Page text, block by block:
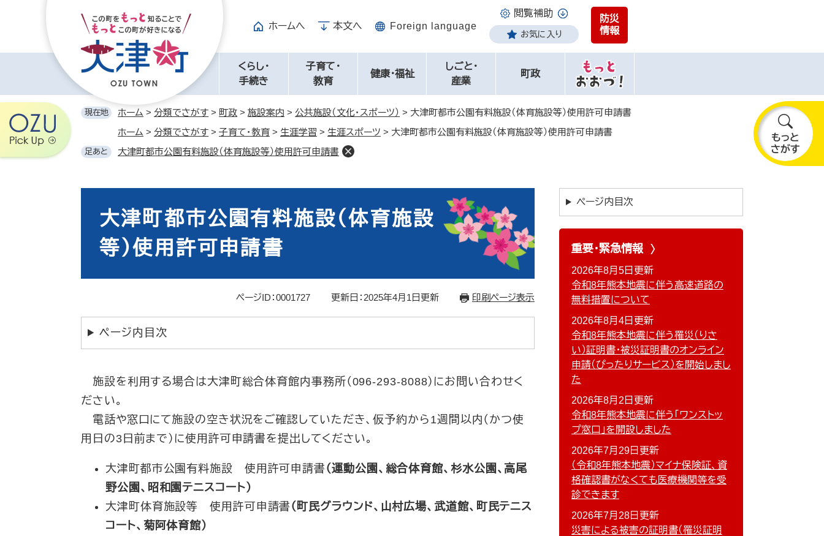
の
で
ー
ば
て
ホームへ 本文へ Foreign language
閲覧補助
お気に入り
防災
情報
くらし・
手続き
子育て・
教育
健康・福祉
しごと・
産業
町政
も
っ
現在地 ホーム > 分類でさがす > 町政 > 施設案内 > 公共施設（文化・スポーツ） > 大津町都市公園有料施設（体育施設等）使用許可申請書
ホーム > 分類でさがす > 子育て・教育 > 生涯学習 > 生涯スポーツ > 大津町都市公園有料施設（体育施設等）使用許可申請書
足あと 大津町都市公園有料施設（体育施設等）使用許可申請書
大津町都市公園有料施設（体育施設
等）使用許可申請書
ページID：0001727 更新日：2025年4月1日更新 印刷ページ表示
ページ内目次
施設を利用する場合は大津町総合体育館内事務所（096-293-8088）にお問い合わせく
ださい。
電話や窓口にて施設の空き状況をご確認していただき、仮予約から1週間以内（かつ使
用日の3日前まで）に使用許可申請書を提出してください。
大津町都市公園有料施設 使用許可申請書 （運動公園、総合体育館、杉水公園、高尾
野公園、昭和園テニスコート）
大津町体育施設等 使用許可申請書 （町民グラウンド、山村広場、武道館、町民テニス
コート、菊阿体育館）
ページ内目次
重要・緊急情報
2026年8月5日更新
令和8年熊本地震に伴う高速道路の
無料措置について
2026年8月4日更新
令和8年熊本地震に伴う罹災（りさ
い）証明書・被災証明書のオンライン
申請（ぴったりサービス）を開始しまし
た
2026年8月2日更新
令和8年熊本地震に伴う「ワンストッ
プ窓口」を開設しました
2026年7月29日更新
（令和8年熊本地震）マイナ保険証、資
格確認書がなくても医療機関等を受
診できます
2026年7月28日更新
災害による被害の証明書（罹災証明